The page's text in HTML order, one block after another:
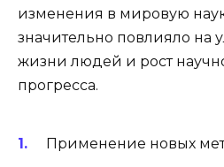
изменения в мировую
значительно повлияло на
жизни людей и рост
прогресса.
Применение новых